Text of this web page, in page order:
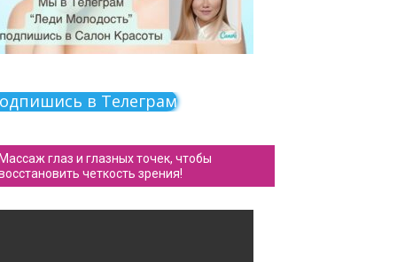
в Телеграм
глаз и глазных точек, чтобы
четкость зрения!